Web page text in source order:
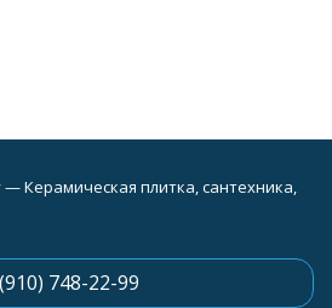
Керамическая плитка, сантехника,
748-22-99